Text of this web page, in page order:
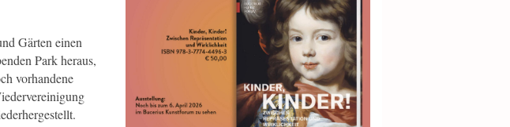
Gärten einen
Park heraus,
vorhandene